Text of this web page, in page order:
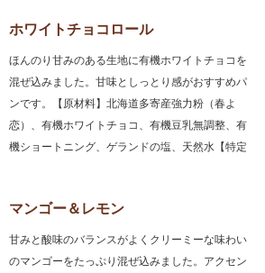
ホワイトチョコロール
ほんのり甘みのある生地に有機ホワイトチョコを
混ぜ込みました。甘味としっとり感がおすすめパ
ンです。【原材料】北海道多寄産強力粉（春よ
恋）、有機ホワイトチョコ、有機豆乳無調整、有
機ショートニング、ゲランドの塩、天然水【特定
マンゴー＆レモン
甘みと酸味のバランスがよくクリーミーな味わい
のマンゴーをたっぷり混ぜ込みました。アクセン